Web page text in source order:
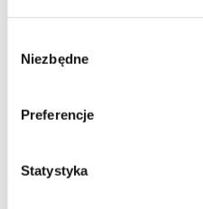
zgody
Niezbędne
Preferencje
Statystyka